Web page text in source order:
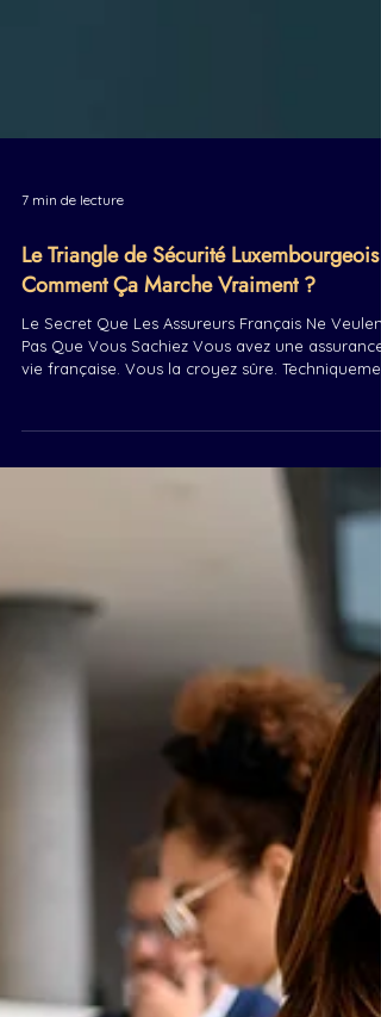
7 min de lecture
Le Triangle de Sécurité Luxembourgeois :
Comment Ça Marche Vraiment ?
vie française. Vous la croyez sûre.
Le fonds de garantie français (Fonds de garantie
assureur et il s'effondre, vous p